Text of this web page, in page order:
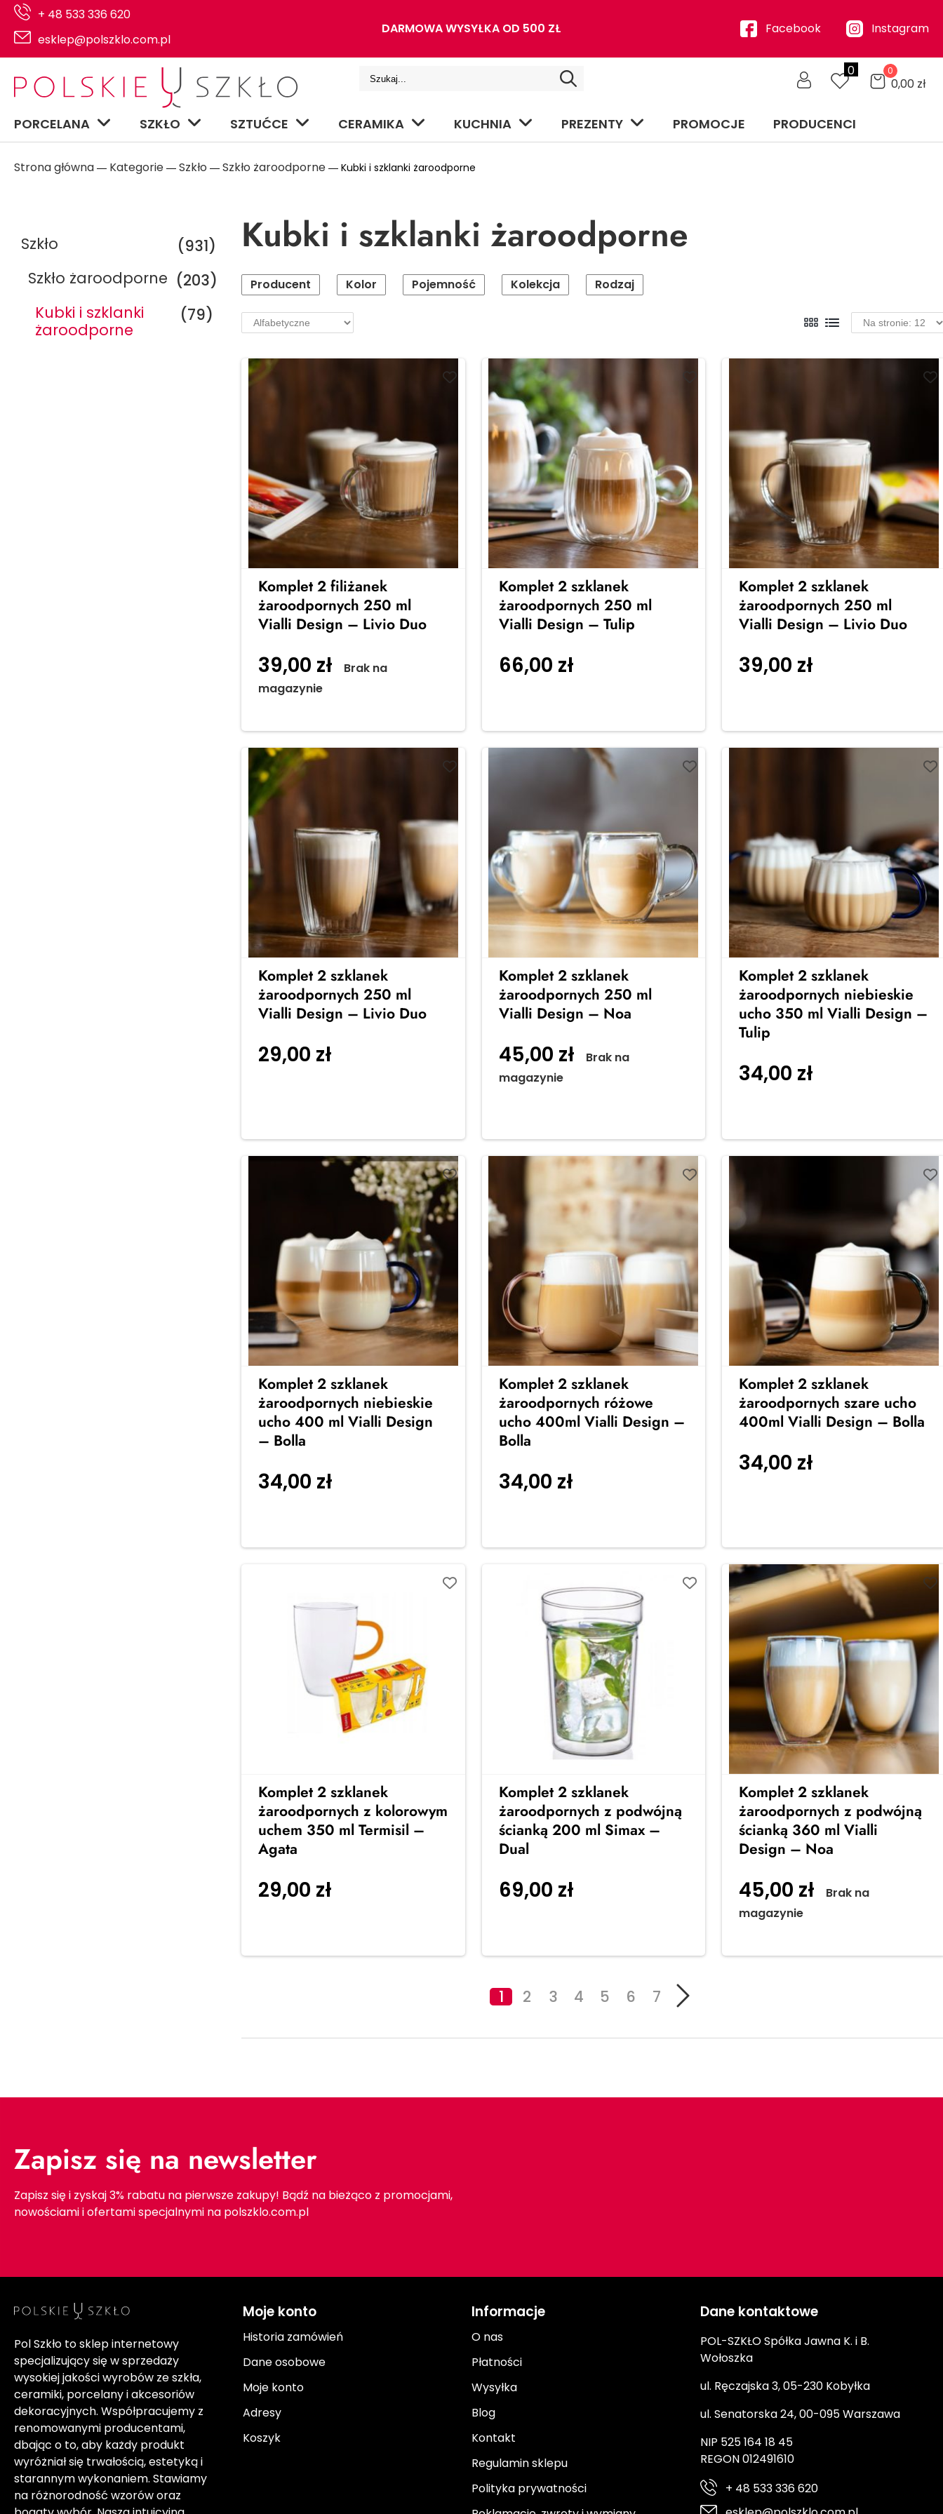
+ 48 533 336 620
esklep@polszklo.com.pl
DARMOWA WYSYŁKA OD 500 ZŁ Facebook Instagram
0 0
0,00 zł
PORCELANA SZKŁO SZTUĆCE CERAMIKA KUCHNIA PREZENTY PROMOCJE PRODUCENCI
Strona główna ― Kategorie ― Szkło ― Szkło żaroodporne ― Kubki i szklanki żaroodporne
Szkło
(931)
Szkło żaroodporne (203)
Kubki i szklanki
żaroodporne
(79)
Kubki i szklanki żaroodporne
Producent Kolor Pojemność Kolekcja Rodzaj
Komplet 2 filiżanek
żaroodpornych 250 ml
Vialli Design – Livio Duo
39,00 zł
Brak na
magazynie
Komplet 2 szklanek
żaroodpornych 250 ml
Vialli Design – Tulip
66,00 zł
Komplet 2 szklanek
żaroodpornych 250 ml
Vialli Design – Livio Duo
39,00 zł
Komplet 2 szklanek
żaroodpornych 250 ml
Vialli Design – Livio Duo
29,00 zł
Komplet 2 szklanek
żaroodpornych 250 ml
Vialli Design – Noa
45,00 zł
Brak na
magazynie
Komplet 2 szklanek
żaroodpornych niebieskie
ucho 350 ml Vialli Design –
Tulip
34,00 zł
Komplet 2 szklanek
żaroodpornych niebieskie
ucho 400 ml Vialli Design
– Bolla
34,00 zł
Komplet 2 szklanek
żaroodpornych różowe
ucho 400ml Vialli Design –
Bolla
34,00 zł
Komplet 2 szklanek
żaroodpornych szare ucho
400ml Vialli Design – Bolla
34,00 zł
Komplet 2 szklanek
żaroodpornych z kolorowym
uchem 350 ml Termisil –
Agata
29,00 zł
Komplet 2 szklanek
żaroodpornych z podwójną
ścianką 200 ml Simax –
Dual
69,00 zł
Komplet 2 szklanek
żaroodpornych z podwójną
ścianką 360 ml Vialli
Design – Noa
45,00 zł
Brak na
magazynie
1 2 3 4 5 6 7
Zapisz się na newsletter
Zapisz się i zyskaj 3% rabatu na pierwsze zakupy! Bądź na bieżąco z promocjami,
nowościami i ofertami specjalnymi na polszklo.com.pl
Pol Szkło to sklep internetowy
specjalizujący się w sprzedaży
wysokiej jakości wyrobów ze szkła,
ceramiki, porcelany i akcesoriów
dekoracyjnych. Współpracujemy z
renomowanymi producentami,
dbając o to, aby każdy produkt
wyróżniał się trwałością, estetyką i
starannym wykonaniem. Stawiamy
na różnorodność wzorów oraz
Moje konto
Historia zamówień
Dane osobowe
Moje konto
Adresy
Koszyk
Informacje
O nas
Płatności
Wysyłka
Blog
Kontakt
Regulamin sklepu
Polityka prywatności
Dane kontaktowe
POL-SZKŁO Spółka Jawna K. i B.
Wołoszka
ul. Ręczajska 3, 05-230 Kobyłka
ul. Senatorska 24, 00-095 Warszawa
NIP 525 164 18 45
REGON 012491610
+ 48 533 336 620